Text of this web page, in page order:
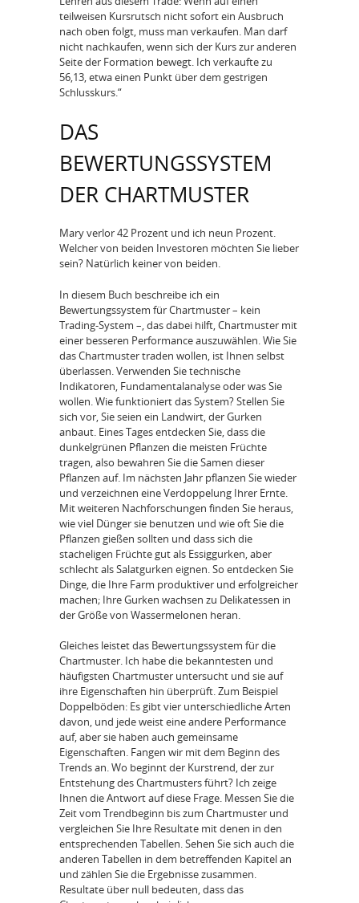
teilweisen Kursrutsch nicht sofort ein Ausbruch
nach oben folgt, muss man verkaufen. Man darf
nicht nachkaufen, wenn sich der Kurs zur anderen
Seite der Formation bewegt. Ich verkaufte zu
56,13, etwa einen Punkt über dem gestrigen
Schlusskurs.“
DAS
BEWERTUNGSSYSTEM
DER CHARTMUSTER
Mary verlor 42 Prozent und ich neun Prozent.
Welcher von beiden Investoren möchten Sie lieber
sein? Natürlich keiner von beiden.
In diesem Buch beschreibe ich ein
Bewertungssystem für Chartmuster – kein
Trading-System –, das dabei hilft, Chartmuster mit
einer besseren Performance auszuwählen. Wie Sie
das Chartmuster traden wollen, ist Ihnen selbst
überlassen. Verwenden Sie technische
Indikatoren, Fundamentalanalyse oder was Sie
wollen. Wie funktioniert das System? Stellen Sie
sich vor, Sie seien ein Landwirt, der Gurken
anbaut. Eines Tages entdecken Sie, dass die
dunkelgrünen Pflanzen die meisten Früchte
tragen, also bewahren Sie die Samen dieser
Pflanzen auf. Im nächsten Jahr pflanzen Sie wieder
und verzeichnen eine Verdoppelung Ihrer Ernte.
Mit weiteren Nachforschungen finden Sie heraus,
wie viel Dünger sie benutzen und wie oft Sie die
Pflanzen gießen sollten und dass sich die
stacheligen Früchte gut als Essiggurken, aber
schlecht als Salatgurken eignen. So entdecken Sie
Dinge, die Ihre Farm produktiver und erfolgreicher
machen; Ihre Gurken wachsen zu Delikatessen in
der Größe von Wassermelonen heran.
Gleiches leistet das Bewertungssystem für die
Chartmuster. Ich habe die bekanntesten und
häufigsten Chartmuster untersucht und sie auf
ihre Eigenschaften hin überprüft. Zum Beispiel
Doppelböden: Es gibt vier unterschiedliche Arten
davon, und jede weist eine andere Performance
auf, aber sie haben auch gemeinsame
Eigenschaften. Fangen wir mit dem Beginn des
Trends an. Wo beginnt der Kurstrend, der zur
Entstehung des Chartmusters führt? Ich zeige
Ihnen die Antwort auf diese Frage. Messen Sie die
Zeit vom Trendbeginn bis zum Chartmuster und
vergleichen Sie Ihre Resultate mit denen in den
entsprechenden Tabellen. Sehen Sie sich auch die
anderen Tabellen in dem betreffenden Kapitel an
und zählen Sie die Ergebnisse zusammen.
Resultate über null bedeuten, dass das